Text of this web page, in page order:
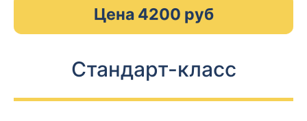
Цена 4200 руб
Стандарт-класс